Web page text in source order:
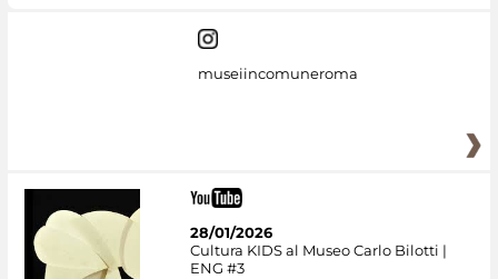
museiincomuneroma
28/01/2026
Cultura KIDS al Museo Carlo Bilotti |
ENG #3